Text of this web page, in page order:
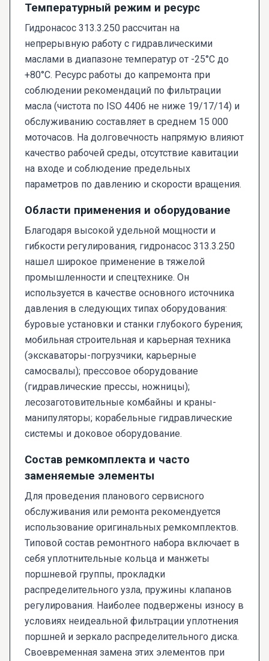
Температурный режим и ресурс
Гидронасос 313.3.250 рассчитан на
непрерывную работу с гидравлическими
маслами в диапазоне температур от -25°C до
+80°C. Ресурс работы до капремонта при
соблюдении рекомендаций по фильтрации
масла (чистота по ISO 4406 не ниже 19/17/14) и
обслуживанию составляет в среднем 15 000
моточасов. На долговечность напрямую влияют
качество рабочей среды, отсутствие кавитации
на входе и соблюдение предельных
параметров по давлению и скорости вращения.
Области применения и оборудование
Благодаря высокой удельной мощности и
гибкости регулирования, гидронасос 313.3.250
нашел широкое применение в тяжелой
промышленности и спецтехнике. Он
используется в качестве основного источника
давления в следующих типах оборудования:
буровые установки и станки глубокого бурения;
мобильная строительная и карьерная техника
(экскаваторы-погрузчики, карьерные
самосвалы); прессовое оборудование
(гидравлические прессы, ножницы);
лесозаготовительные комбайны и краны-
манипуляторы; корабельные гидравлические
системы и доковое оборудование.
Состав ремкомплекта и часто
заменяемые элементы
Для проведения планового сервисного
обслуживания или ремонта рекомендуется
использование оригинальных ремкомплектов.
Типовой состав ремонтного набора включает в
себя уплотнительные кольца и манжеты
поршневой группы, прокладки
распределительного узла, пружины клапанов
регулирования. Наиболее подвержены износу в
условиях неидеальной фильтрации уплотнения
поршней и зеркало распределительного диска.
Своевременная замена этих элементов при